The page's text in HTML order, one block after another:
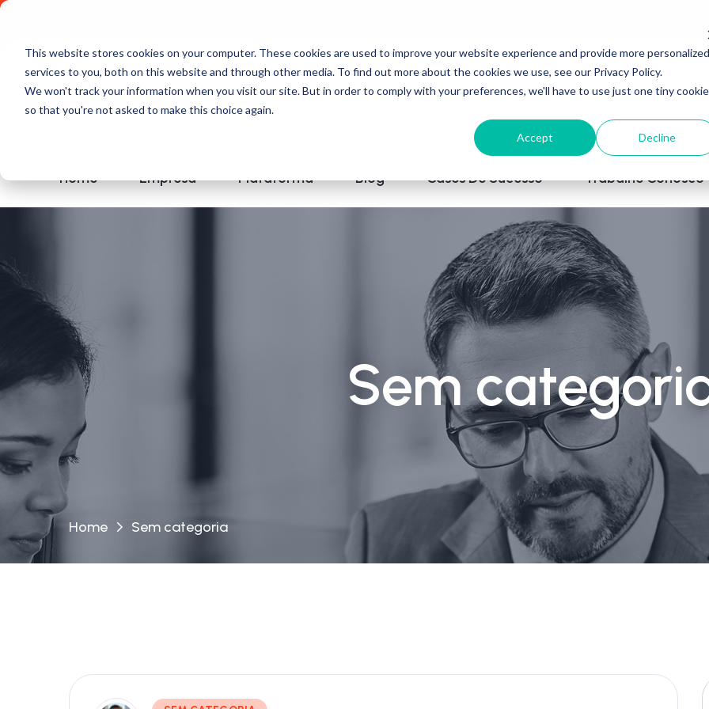
This website stores cookies on your computer. These cookies are used to improve your website experience and provide more personalized
services to you, both on this website and through other media. To find out more about the cookies we use, see our Privacy Policy.
We won't track your information when you visit our site. But in order to comply with your preferences, we'll have to use just one tiny cookie
so that you're not asked to make this choice again.
Accept Decline
Home Empresa Plataforma Blog Cases De Sucesso Trabalhe Conosco
Sem
Home Sem categoria